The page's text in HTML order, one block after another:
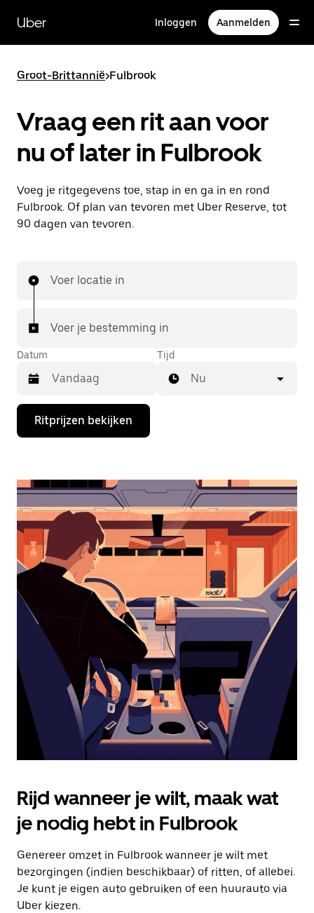
naar
hoofdinhoud
Uber Inloggen Aanmelden
Groot-Brittannië>Fulbrook
Vraag een rit aan voor
nu of later in Fulbrook
Voeg je ritgegevens toe, stap in en ga in en rond
Fulbrook. Of plan van tevoren met Uber Reserve, tot
90 dagen van tevoren.
Voer locatie in
Voer je bestemming in
Datum
Druk
de
de
te
openen
een
datum
te
selecteren.
Druk
Escape
agenda
te
sluiten.
Tijd
Nu
Ritprijzen bekijken
Rijd wanneer je wilt, maak wat
je nodig hebt in Fulbrook
Genereer omzet in Fulbrook wanneer je wilt met
bezorgingen (indien beschikbaar) of ritten, of allebei.
Je kunt je eigen auto gebruiken of een huurauto via
Uber kiezen.